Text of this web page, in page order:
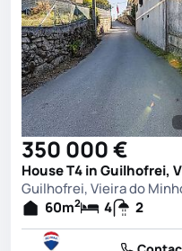
350 000 €
House T4 in Guilhofrei,
Guilhofrei, Vieira do
60m2 4 2